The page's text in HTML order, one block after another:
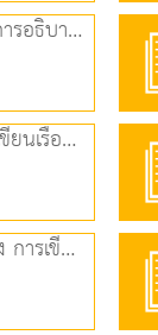
ใบงานประกอบการสอน เรื่อง การอธิบายคุณค่าของเรื่อง (83.67 KB)
สื่อประกอบการสอน เรื่อง การเขียนเรื่องจากจินตนาการ (1) (4.19 MB)
ใบความรู้ประกอบการสอน เรื่อง การเขียนเรื่องจากจินตนาการ (1) (68.98 KB)